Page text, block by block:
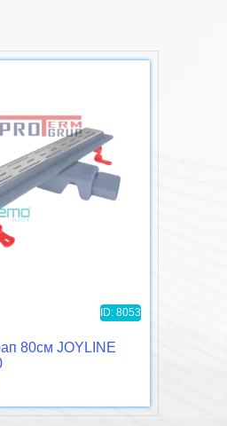
ID: 8053
80см JOYLINE